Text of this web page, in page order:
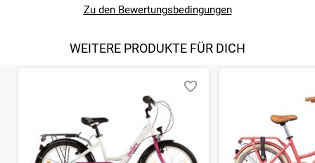
Zu den Bewertungsbedingungen
WEITERE PRODUKTE FÜR DICH